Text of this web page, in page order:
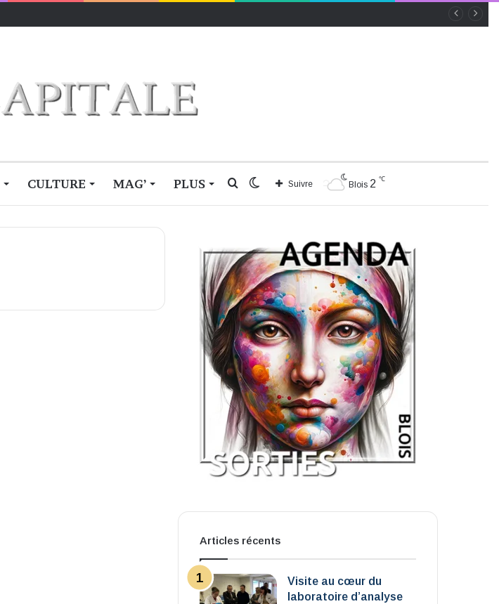
CULTURE MAG’ PLUS Blois 2 ℃
Suivre
Switch
Rechercher
Articles récents
Visite au cœur du
laboratoire d’analyse